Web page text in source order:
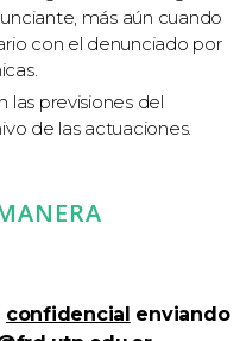
más aún cuando
con el denunciado por
las previsiones del
de las actuaciones.
confidencial enviando